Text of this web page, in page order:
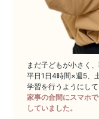
まだ子どもが小さく
平日1日4時間×週5、
学習を行うようにして
家事の合間にスマホ
していました。